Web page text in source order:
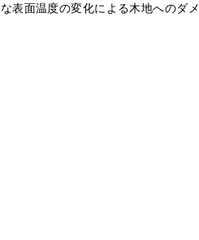
表面温度の変化による木地へのダ